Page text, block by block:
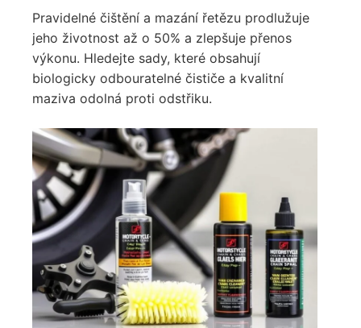
Pravidelné čištění a mazání řetězu prodlužuje
jeho životnost až o 50% a zlepšuje přenos
výkonu. Hledejte sady, které obsahují
biologicky odbouratelné čističe a kvalitní
maziva odolná proti odstřiku.